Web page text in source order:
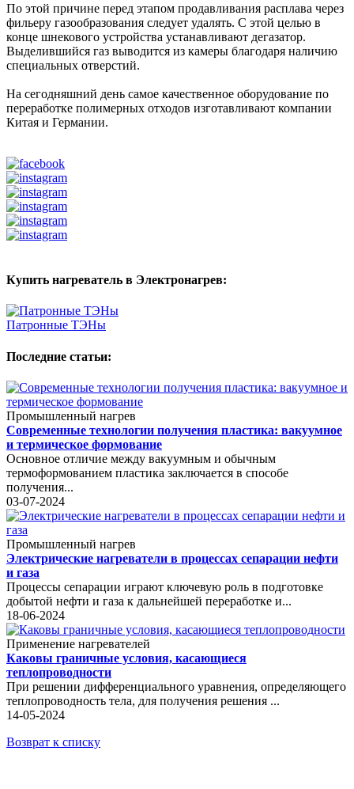
По этой причине перед этапом продавливания расплава через
фильеру газообразования следует удалять. С этой целью в
конце шнекового устройства устанавливают дегазатор.
Выделившийся газ выводится из камеры благодаря наличию
специальных отверстий.
На сегодняшний день самое качественное оборудование по
переработке полимерных отходов изготавливают компании
Китая и Германии.
Купить нагреватель в Электронагрев:
Патронные ТЭНы
Последние статьи:
Промышленный нагрев
Современные технологии получения пластика: вакуумное
и термическое формование
Основное отличие между вакуумным и обычным
термоформованием пластика заключается в способе
получения...
03-07-2024
Промышленный нагрев
Электрические нагреватели в процессах сепарации нефти
и газа
Процессы сепарации играют ключевую роль в подготовке
добытой нефти и газа к дальнейшей переработке и...
18-06-2024
Применение нагревателей
Каковы граничные условия, касающиеся
теплопроводности
При решении дифференциального уравнения, определяющего
теплопроводность тела, для получения решения ...
14-05-2024
Возврат к списку